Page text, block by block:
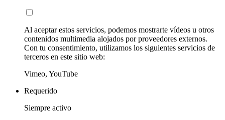
Al aceptar estos servicios, podemos mostrarte vídeos u otros
contenidos multimedia alojados por proveedores externos.
Con tu consentimiento, utilizamos los siguientes servicios de
terceros en este sitio web:
Vimeo, YouTube
Requerido
Siempre activo